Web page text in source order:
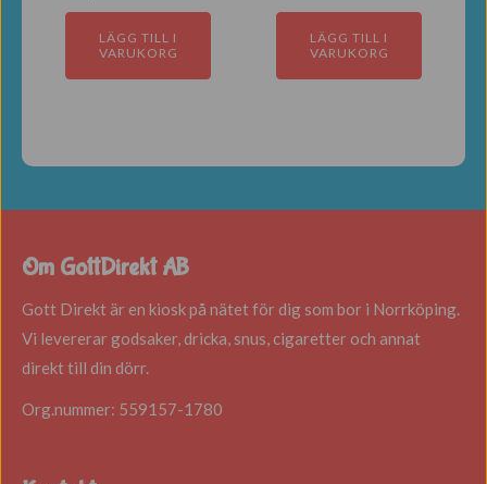
LÄGG TILL I
VARUKORG
LÄGG TILL I
VARUKORG
Om GottDirekt AB
Gott Direkt är en kiosk på nätet för dig som bor i Norrköping.
Vi levererar godsaker, dricka, snus, cigaretter och annat
direkt till din dörr.
Org.nummer: 559157-1780